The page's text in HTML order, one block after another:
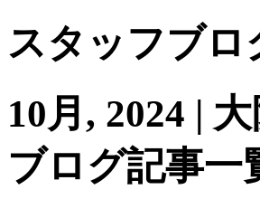
スタッフブロ
10月, 2024 |
ブログ記事一